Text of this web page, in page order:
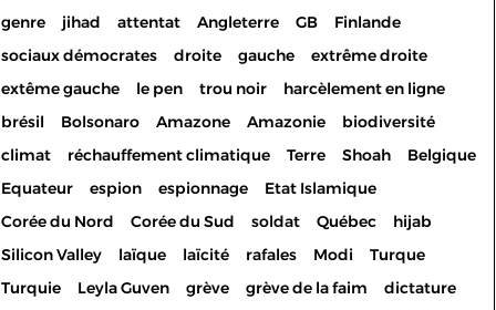
genre
jihad attentat Angleterre GB
Finlande
sociaux démocrates
droite gauche
extrême droite
extême gauche
le pen trou noir
harcèlement en ligne
brésil
Bolsonaro Amazone Amazonie
biodiversité
climat
réchauffement climatique Terre Shoah
Belgique
Equateur
espion espionnage
Etat Islamique
Corée du Nord
Corée du Sud soldat Québec
hijab
Silicon Valley
laïque laïcité rafales Modi
Turque
Turquie
Leyla Guven grève grève de la faim
dictature